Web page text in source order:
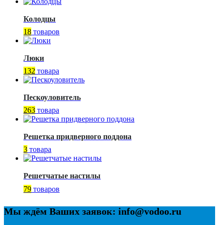
Колодцы
18 товаров
Люки
132 товара
Пескоуловитель
263 товара
Решетка придверного поддона
3 товара
Решетчатые настилы
79 товаров
Мы ждём Ваших заявок: info@vodoo.ru